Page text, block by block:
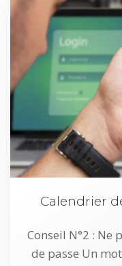
Calendrier
Conseil N°2 : Ne
de passe Un